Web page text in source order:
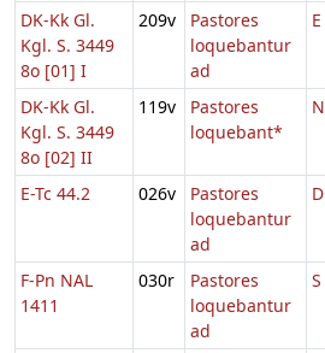
DK-Kk Gl.
Kgl. S. 3449
8o [01] I
209v
Pastores
loquebantur
ad
E
DK-Kk Gl.
Kgl. S. 3449
8o [02] II
119v
Pastores
loquebant*
N
E-Tc 44.2
026v
Pastores
loquebantur
ad
D
F-Pn NAL
1411
030r
Pastores
loquebantur
ad
S